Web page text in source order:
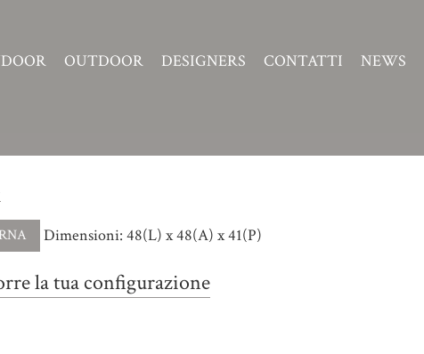
OUTDOOR DESIGNERS CONTATTI NEWS
Dimensioni: 48(L) x 48(A) x 41(P)
la tua configurazione